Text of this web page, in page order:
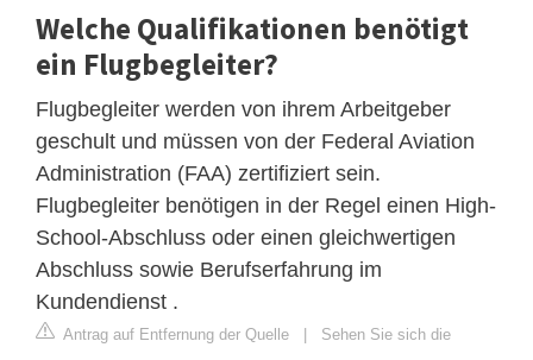
Welche Qualifikationen benötigt
ein Flugbegleiter?
Flugbegleiter werden von ihrem Arbeitgeber
geschult und müssen von der Federal Aviation
Administration (FAA) zertifiziert sein.
Flugbegleiter benötigen in der Regel einen High-
School-Abschluss oder einen gleichwertigen
Abschluss sowie Berufserfahrung im
Kundendienst .
Antrag auf Entfernung der Quelle | Sehen Sie sich die